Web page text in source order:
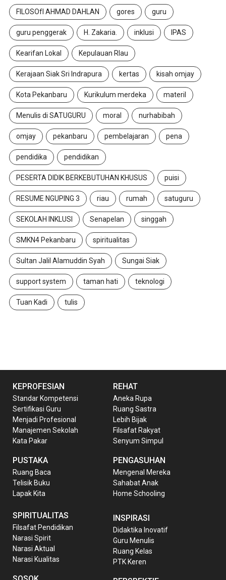
FILOSOfI AHMAD DAHLAN gores guru
guru penggerak H. Zakaria. inklusi IPAS
Kearifan Lokal Kepulauan RIau
Kerajaan Siak Sri Indrapura kertas kisah omjay
Kota Pekanbaru Kurikulum merdeka materil
Menulis di SATUGURU moral nurhabibah
omjay pekanbaru pembelajaran pena
pendidika pendidikan
PESERTA DIDIK BERKEBUTUHAN KHUSUS puisi
RESUME NGUPING 3 riau rumah satuguru
SEKOLAH INKLUSI Senapelan singgah
SMKN4 Pekanbaru spiritualitas
Sultan Jalil Alamuddin Syah Sungai Siak
support system taman hati teknologi
Tuan Kadi tulis
KEPROFESIAN
Standar Kompetensi
Sertifikasi Guru
Menjadi Profesional
Manajemen Sekolah
Kata Pakar
PUSTAKA
Ruang Baca
Telisik Buku
Lapak Kita
REHAT
Aneka Rupa
Ruang Sastra
Lebih Bijak
Filsafat Rakyat
Senyum Simpul
PENGASUHAN
Mengenal Mereka
Sahabat Anak
Home Schooling
SPIRITUALITAS
Filsafat Pendidikan
Narasi Spirit
Narasi Aktual
Narasi Kualitas
INSPIRASI
Didaktika Inovatif
Guru Menulis
Ruang Kelas
PTK Keren